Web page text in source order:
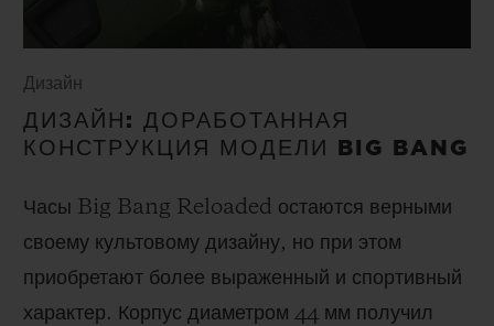
Дизайн
ДИЗАЙН: ДОРАБОТАННАЯ
КОНСТРУКЦИЯ МОДЕЛИ BIG BANG
Часы Big Bang Reloaded остаются верными
своему культовому дизайну, но при этом
приобретают более выраженный и спортивный
характер. Корпус диаметром 44 мм получил